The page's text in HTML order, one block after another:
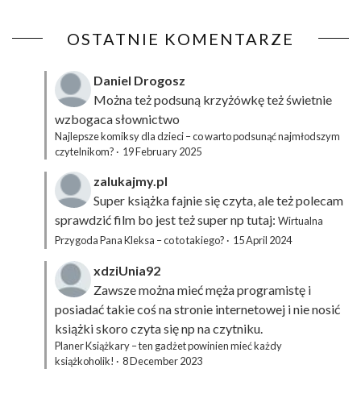
OSTATNIE KOMENTARZE
Daniel Drogosz
Można też podsuną krzyżówkęteż świetnie
wzbogaca słownictwo
Najlepsze komiksy dla dzieci – co warto podsunąć najmłodszym
czytelnikom? · 19 February 2025
zalukajmy.pl
Super książka fajnie się czyta, ale też polecam
sprawdzić film bo jest też super np tutaj: Wirtualna
Przygoda Pana Kleksa – co to takiego? · 15 April 2024
xdziUnia92
Zawsze można mieć męża programistę i
posiadać takie coś na stronie internetowej i nie nosić
książki skoro czyta się np na czytniku.
Planer Książkary – ten gadżet powinien mieć każdy
książkoholik! · 8 December 2023